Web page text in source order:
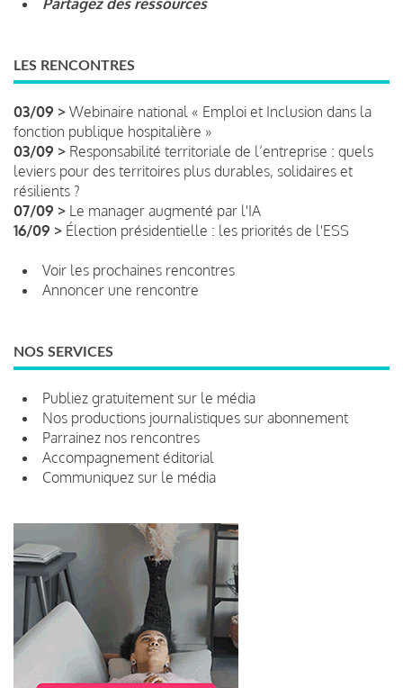
LES RENCONTRES
03/09 > Webinaire national « Emploi et Inclusion dans la
fonction publique hospitalière »
03/09 > Responsabilité territoriale de l’entreprise : quels
leviers pour des territoires plus durables, solidaires et
résilients ?
07/09 > Le manager augmenté par l'IA
16/09 > Élection présidentielle : les priorités de l'ESS
Voir les prochaines rencontres
Annoncer une rencontre
NOS SERVICES
Publiez gratuitement sur le média
Nos productions journalistiques sur abonnement
Parrainez nos rencontres
Accompagnement éditorial
Communiquez sur le média